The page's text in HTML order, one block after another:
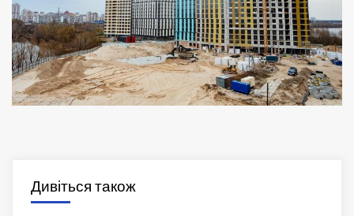
Дивіться також